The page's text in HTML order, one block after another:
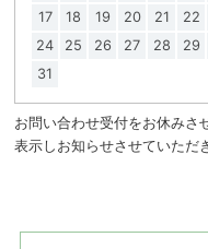
17
18 19 20 21 22
24
25 26 27 28 29
31
お問い合わせ受付をお休みさ
表示しお知らせさせていただ